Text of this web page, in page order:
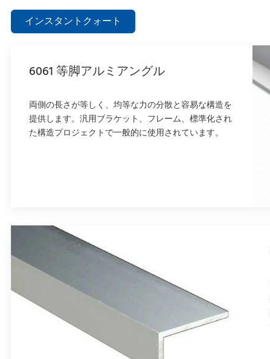
インスタントクォート
6061 等脚アルミアングル
両側の長さが等しく、均等な力の分散と容易な構造を
提供します。汎用ブラケット、フレーム、標準化され
た構造プロジェクトで一般的に使用されています。